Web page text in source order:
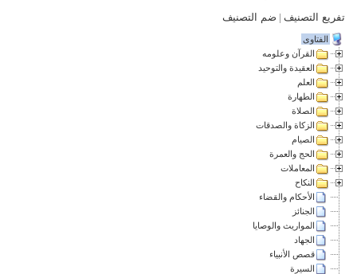
تفريع التصنيف | ضم التصنيف
الفتاوى
القرآن وعلومه
العقيدة والتوحيد
العلم
الطهارة
الصلاة
الزكاة والصدقات
الصيام
الحج والعمرة
المعاملات
النكاح
الأحكام والقضاء
الجنائز
المواريث والوصايا
الجهاد
قصص الأنبياء
السيرة